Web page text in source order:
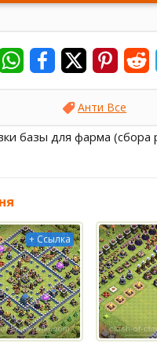
Анти Все
базы для фарма
+ Ссылка